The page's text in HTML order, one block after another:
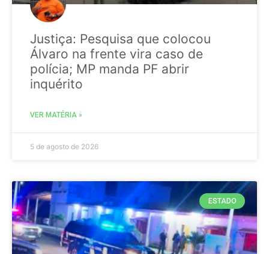
Justiça: Pesquisa que colocou
Álvaro na frente vira caso de
polícia; MP manda PF abrir
inquérito
VER MATÉRIA »
5 de agosto de 2026
ESTADO